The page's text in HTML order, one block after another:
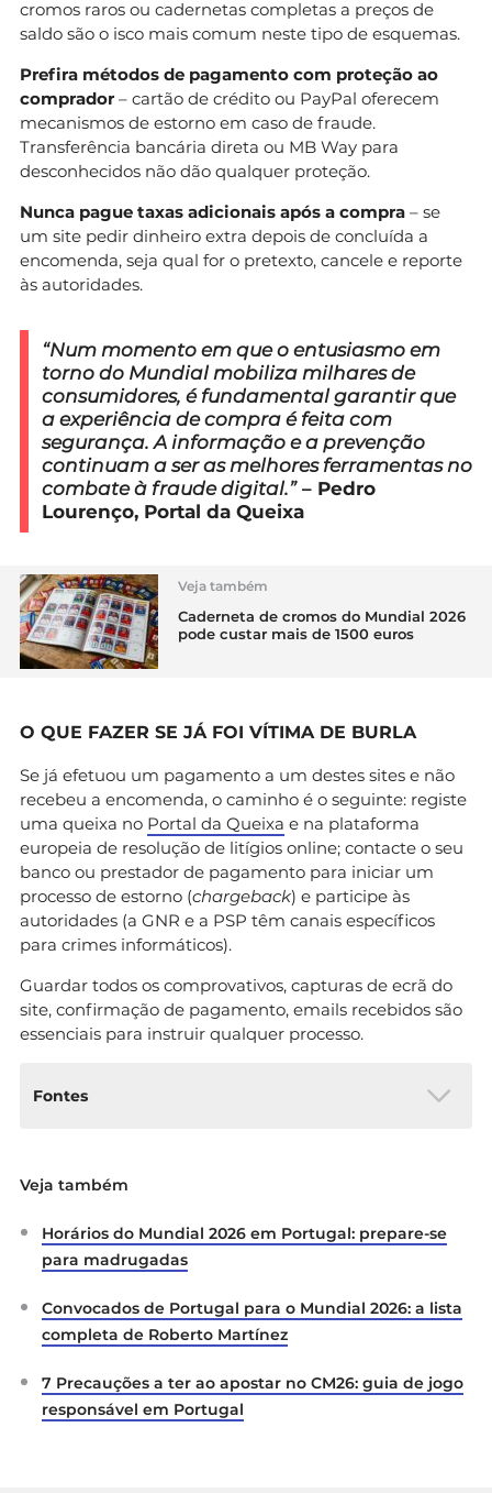
cromos raros ou cadernetas completas a preços de
saldo são o isco mais comum neste tipo de esquemas.
Prefira métodos de pagamento com proteção ao
comprador – cartão de crédito ou PayPal oferecem
mecanismos de estorno em caso de fraude.
Transferência bancária direta ou MB Way para
desconhecidos não dão qualquer proteção.
Nunca pague taxas adicionais após a compra – se
um site pedir dinheiro extra depois de concluída a
encomenda, seja qual for o pretexto, cancele e reporte
às autoridades.
“Num momento em que o entusiasmo em
torno do Mundial mobiliza milhares de
consumidores, é fundamental garantir que
a experiência de compra é feita com
segurança. A informação e a prevenção
continuam a ser as melhores ferramentas no
combate à fraude digital.”– Pedro
Lourenço, Portal da Queixa
Veja também
Caderneta de cromos do Mundial 2026
pode custar mais de 1500 euros
O QUE FAZER SE JÁ FOI VÍTIMA DE BURLA
Se já efetuou um pagamento a um destes sites e não
recebeu a encomenda, o caminho é o seguinte: registe
uma queixa no Portal da Queixa e na plataforma
europeia de resolução de litígios online; contacte o seu
banco ou prestador de pagamento para iniciar um
processo de estorno (chargeback) e participe às
autoridades (a GNR e a PSP têm canais específicos
para crimes informáticos).
Guardar todos os comprovativos, capturas de ecrã do
site, confirmação de pagamento, emails recebidos são
essenciais para instruir qualquer processo.
Fontes
Alertas de fraude: burlas associadas a cromos
https://portaldaqueixa.com
Portal da Queixa by Consumers Trust. (2026).
Não Sejas Pato — verificador de reputação de
sites. Recuperado dehttps://naosejaspato.pt
Veja também
Horários do Mundial 2026 em Portugal: prepare-se
para madrugadas
Convocados de Portugal para o Mundial 2026: a lista
completa de Roberto Martínez
7 Precauções a ter ao apostar no CM26: guia de jogo
responsável em Portugal